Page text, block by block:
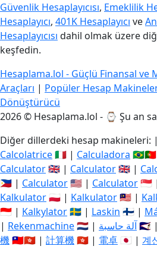
Güvenlik Hesaplayıcısı, Emeklilik
Hesaplayıcı, 401K Hesaplayıcı ve
Hesaplayıcısı dahil olmak üzere
keşfedin.
Hesaplama.lol - Güçlü Finansal ve
Araçları | Popüler Hesap
Dönüştürücü
2026 © Hesaplama.lol - ⌚ Şu an
Diğer dillerdeki hesap makineleri: |
Calcolatrice🇮🇹 | Calculadora
Calculator🇬🇧 | Calculator🇬🇧 |
🇵🇭 | Calculator🇺🇸 | Calculator🇸🇬 |
Kalkulator🇵🇱 | Kalkulator🇲🇾 |
🇮🇩 | Kalkylator🇸🇪 | Laskin 🇫🇮 |
| Rekenmachine🇳🇱 | آلة حاسبة🇸🇦 |
機🇹🇼🇭🇰 | 計算機🇭🇰 | 電卓 🇯🇵 | 계